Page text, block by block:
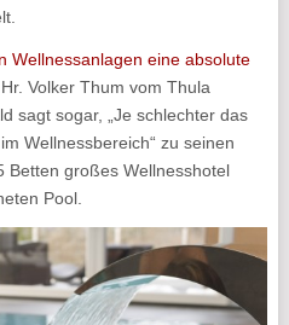
Wellnessanlagen eine absolute
Volker Thum vom Thula
sagt sogar, „Je schlechter das
Wellnessbereich“ zu seinen
Betten großes Wellnesshotel
Pool.